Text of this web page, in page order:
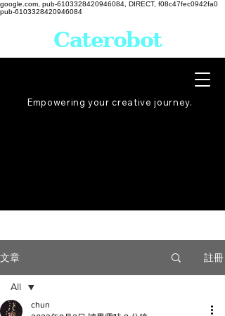
google.com, pub-6103328420946084, DIRECT, f08c47fec0942fa0
pub-6103328420946084
Empowering your creative journey.
Caterobot
文章 註冊
All
chun